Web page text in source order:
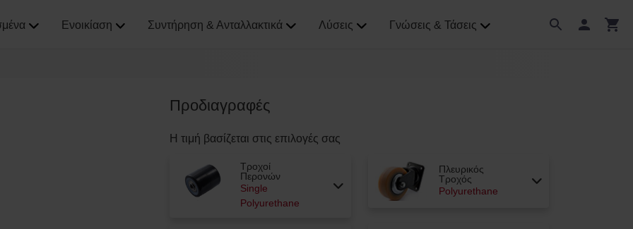
Ενοικίαση Συντήρηση & Ανταλλακτικά Λύσεις Γνώσεις & Τάσεις
Προδιαγραφές
Η τιμή βασίζεται στις επιλογές σας
Τροχοί
Περονών
Single
Polyurethane
Πλευρικός
Τροχός
Polyurethane